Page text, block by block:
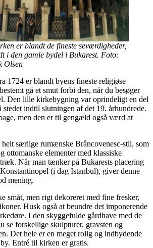
er blandt de fineste seværdigheder,
i den gamle bydel i Bukarest. Foto:
Olsen
1724 er blandt byens fineste religiøse
gå et smut forbi den, når du besøger
Den lille kirkebygning var oprindeligt en del
stedet indtil slutningen af det 19. århundrede.
men den er til gengæld også værd at
særlige rumænske Brâncovenesc-stil, som
ottomanske elementer med klassiske
Når man tænker på Bukarests placering
(i dag Istanbul), giver denne
mening.
småt, men rigt dekoreret med fine fresker,
Husk også at beundre det imponerende
I den skyggefulde gårdhave med de
se forskellige skulpturer, gravsten og
Det hele er en meget rolig og indbydende
Entré til kirken er gratis.